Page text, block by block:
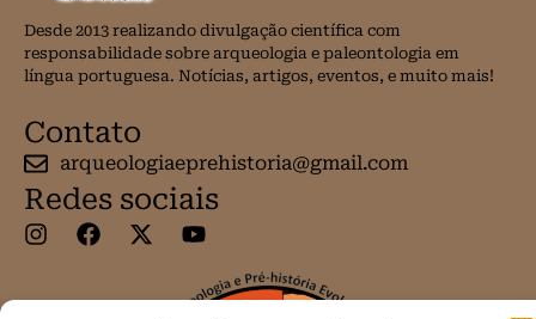
Desde 2013 realizando divulgação científica com
responsabilidade sobre arqueologia e paleontologia em
língua portuguesa. Notícias, artigos, eventos, e muito mais!
Contato
arqueologiaeprehistoria@gmail.com
Redes sociais